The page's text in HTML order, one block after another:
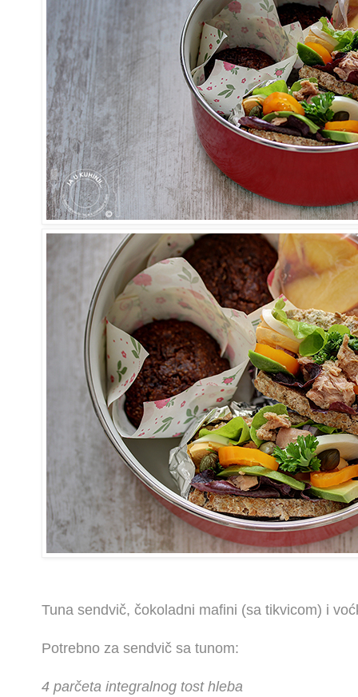
Tuna sendvič, čokoladni mafini (sa tikvicom) i
Potrebno za sendvič sa tunom:
4 parčeta integralnog tost hleba